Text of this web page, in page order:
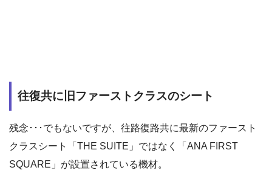
往復共に旧ファーストクラスのシート
残念･･･でもないですが、往路復路共に最新のファースト
クラスシート「THE SUITE」ではなく「ANA FIRST
SQUARE」が設置されている機材。